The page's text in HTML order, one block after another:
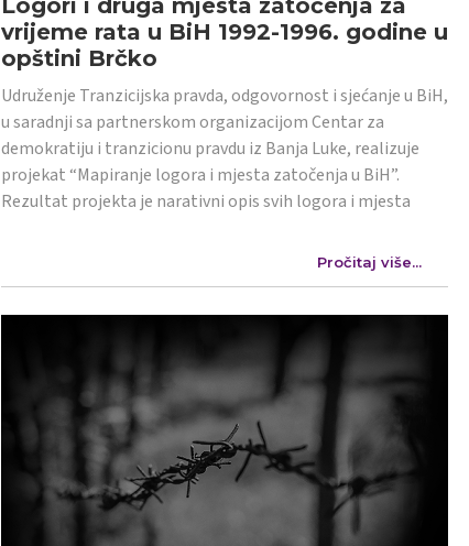
vrijeme rata u BiH 1992-1996. godine u
opštini Brčko
Udruženje Tranzicijska pravda, odgovornost i sjećanje u BiH,
u saradnji sa partnerskom organizacijom Centar za
demokratiju i tranzicionu pravdu iz Banja Luke, realizuje
projekat “Mapiranje logora i mjesta zatočenja u BiH”.
Rezultat projekta je narativni opis svih logora i mjesta
Pročitaj više...